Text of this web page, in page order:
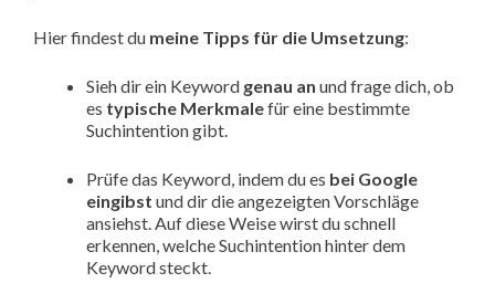
Hier findest du meine Tipps für die Umsetzung:
Sieh dir ein Keyword genau an und frage dich, ob
es typische Merkmalefür eine bestimmte
Suchintention gibt.
Prüfe das Keyword, indem du es bei Google
eingibst und dir die angezeigten Vorschläge
ansiehst. Auf diese Weise wirst du schnell
erkennen, welche Suchintention hinter dem
Keyword steckt.